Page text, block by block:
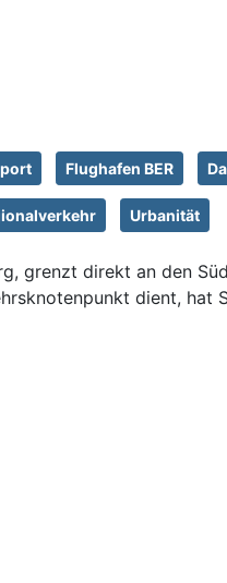
Flughafen BER
Urbanität
grenzt direkt an den
dient,